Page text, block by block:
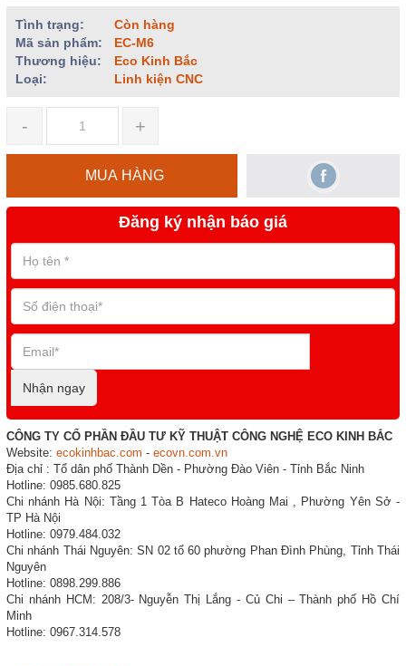
Tình trạng:
Còn hàng
Mã sản phẩm:
EC-M6
Thương hiệu:
Eco Kinh Bắc
Loại:
Linh kiện CNC
- +
MUA HÀNG
Đăng ký nhận báo giá
Nhận ngay
CÔNG TY CỔ PHẦN ĐẦU TƯ KỸ THUẬT CÔNG NGHỆ ECO KINH BẮC
Website: ecokinhbac.com - ecovn.com.vn
Địa chỉ : Tổ dân phố Thành Dền - Phường Đào Viên - Tỉnh Bắc Ninh
Hotline: 0985.680.825
Chi nhánh Hà Nội: Tầng 1 Tòa B Hateco Hoàng Mai , Phường Yên Sở -
TP Hà Nội
Hotline: 0979.484.032
Chi nhánh Thái Nguyên: SN 02 tổ 60 phường Phan Đình Phùng, Tỉnh Thái
Nguyên
Hotline: 0898.299.886
Chi nhánh HCM: 208/3- Nguyễn Thị Lắng - Củ Chi – Thành phố Hồ Chí
Minh
Hotline: 0967.314.578